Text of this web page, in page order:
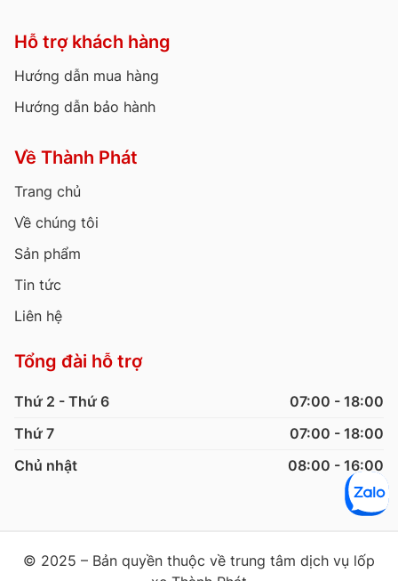
Hỗ trợ khách hàng
Hướng dẫn mua hàng
Hướng dẫn bảo hành
Về Thành Phát
Trang chủ
Về chúng tôi
Sản phẩm
Tin tức
Liên hệ
Tổng đài hỗ trợ
Thứ 2 - Thứ 6
07:00 - 18:00
Thứ 7
07:00 - 18:00
Chủ nhật
08:00 - 16:00
© 2025 – Bản quyền thuộc về trung tâm dịch vụ lốp